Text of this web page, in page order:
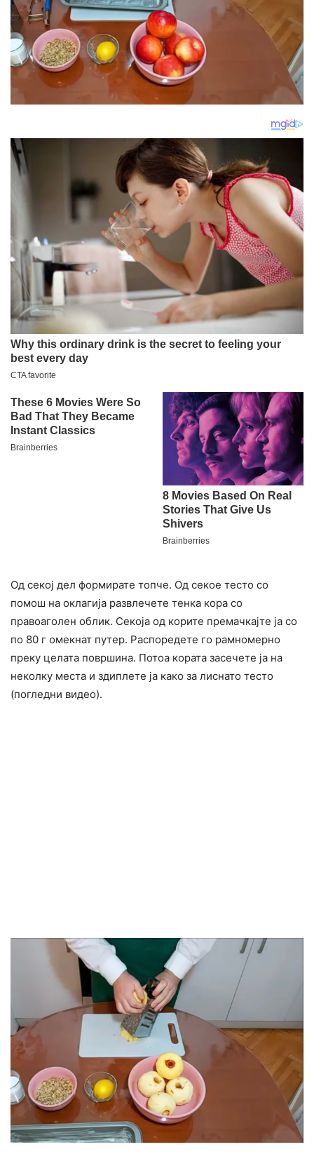
Од секој дел формирате топче. Од секое тесто со
помош на оклагија развлечете тенка кора со
правоаголен облик. Секоја од корите премачкајте ја со
по 80 г омекнат путер. Распоредете го рамномерно
преку целата површина. Потоа кората засечете ја на
неколку места и здиплете ја како за лиснато тесто
(погледни видео).